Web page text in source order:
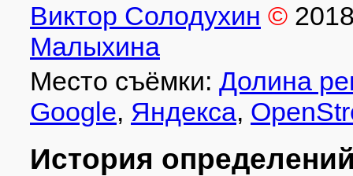
Виктор Солодухин ©
Малыхина
Место съёмки: Долина
Google, Яндекса,
История